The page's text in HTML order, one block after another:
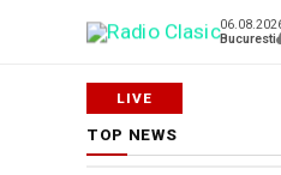
Bucuresti
TOP NEWS